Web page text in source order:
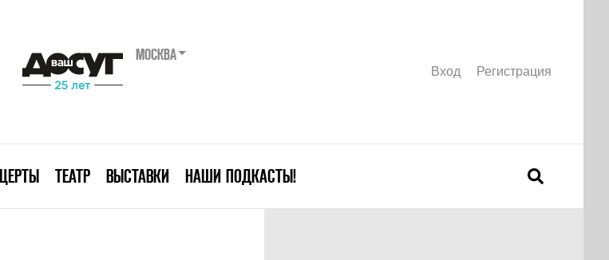
МОСКВА
Вход Регистрация
ТЕАТР ВЫСТАВКИ НАШИ ПОДКАСТЫ!